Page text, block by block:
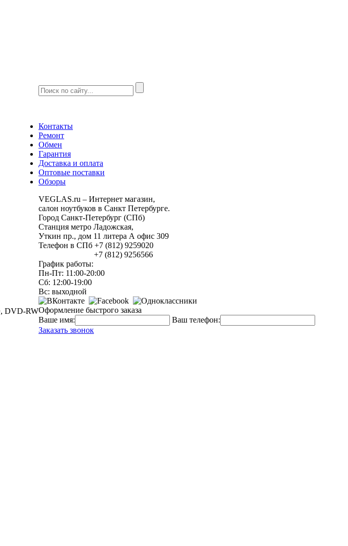
DVD-RW
Контакты
Ремонт
Обмен
Гарантия
Доставка и оплата
Оптовые поставки
Обзоры
VEGLAS.ru – Интернет магазин,
салон ноутбуков в Санкт Петербурге.
Город Санкт-Петербург (СПб)
Станция метро Ладожская,
Уткин пр., дом 11 литера А офис 309
Телефон в СПб +7 (812) 9259020
+7 (812) 9256566
График работы:
Пн-Пт: 11:00-20:00
Сб: 12:00-19:00
Вс: выходной
Оформление быстрого заказа
Ваше имя:
Ваш телефон:
Заказать звонок